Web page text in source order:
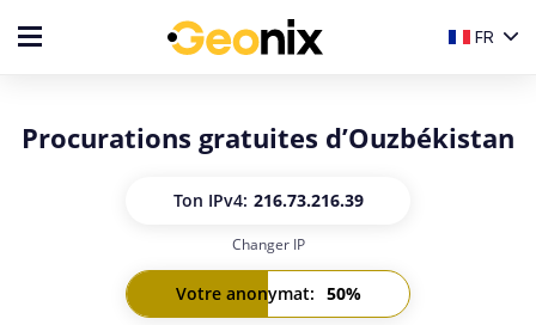
FR
Procurations gratuites d’Ouzbékistan
Ton IPv4: 216.73.216.39
Ton IPv6:
Changer IP
Votre anonymat: 50%